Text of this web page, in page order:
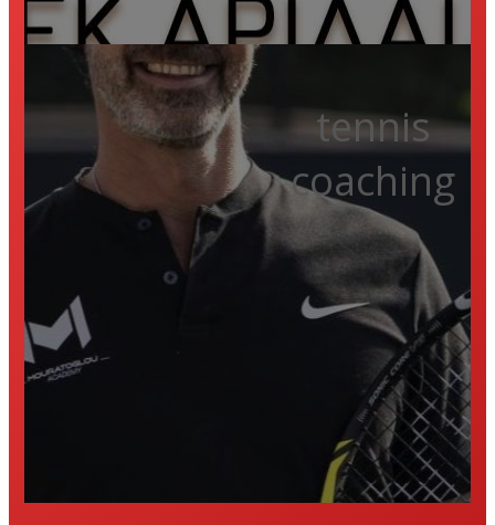
tennis
coaching